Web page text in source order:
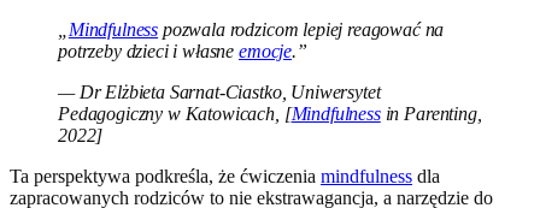
Mindfulness pozwala rodzicom lepiej reagować na
potrzeby dzieci i własne emocje.”
— Dr Elżbieta Sarnat-Ciastko, Uniwersytet
Pedagogiczny w Katowicach, [Mindfulnessin Parenting,
2022]
Ta perspektywa podkreśla, że ćwiczenia mindfulness dla
zapracowanych rodziców to nie ekstrawagancja, a narzędzie do